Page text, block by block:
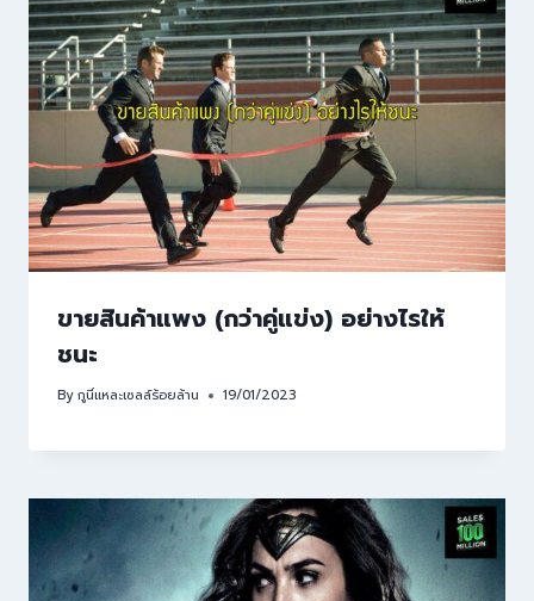
ขายสินค้าแพง (กว่าคู่แข่ง) อย่างไรให้
ชนะ
Byกูนี่แหละเซลล์ร้อยล้าน 19/01/2023